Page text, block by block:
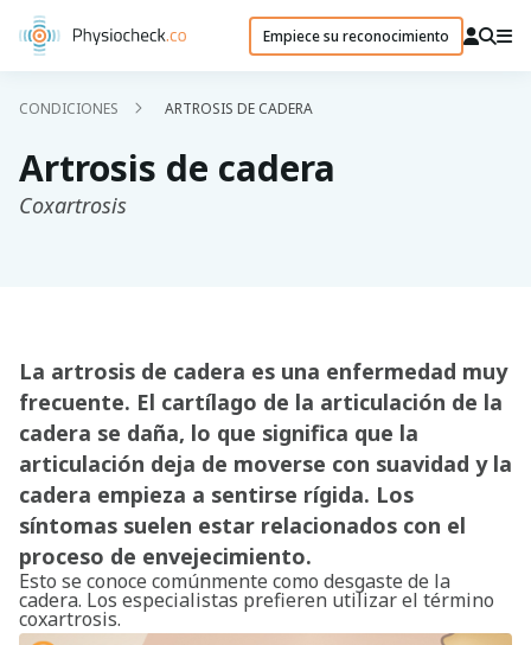
Empiece su reconocimiento
CONDICIONES ARTROSIS DE CADERA
Artrosis de cadera
Coxartrosis
La artrosis de cadera es una enfermedad muy
frecuente. El cartílago de la articulación de la
cadera se daña, lo que significa que la
articulación deja de moverse con suavidad y la
cadera empieza a sentirse rígida. Los
síntomas suelen estar relacionados con el
proceso de envejecimiento.
Esto se conoce comúnmente como desgaste de la
cadera. Los especialistas prefieren utilizar el término
coxartrosis.